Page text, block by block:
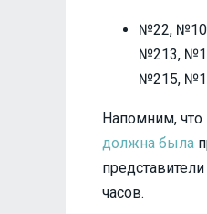
№22,
№213,
№215,
Напомним, что
должна была
часов.